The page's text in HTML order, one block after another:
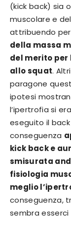
(kick back) sia
muscolare e
attribuendo
della massa
del merito per
allo squat.
paragone
ipotesi
l’ipertrofia si
eseguito il
conseguenza
kick back e
smisurata
fisiologia
meglio
conseguenza,
sembra esserci